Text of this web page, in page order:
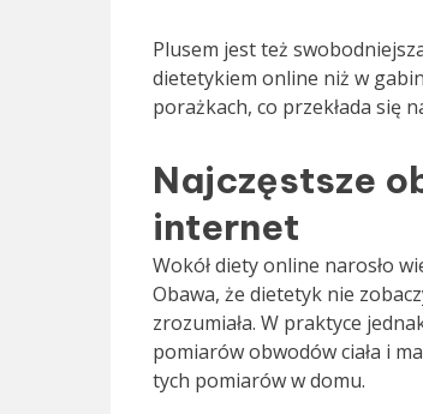
Plusem jest też
dietetykiem online niż w
porażkach, co przekłada się
Najczęstsze
internet
Wokół diety online narosło
Obawa, że dietetyk nie
zrozumiała. W praktyce
pomiarów obwodów ciała i
tych pomiarów w domu.